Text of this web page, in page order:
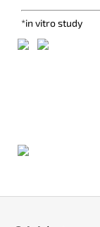
*in vitro study